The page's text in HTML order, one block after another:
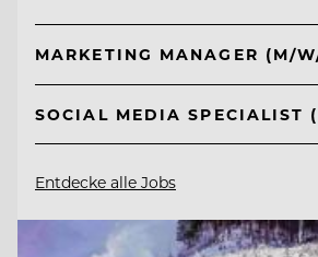
MARKETING MANAGER (M/
SOCIAL MEDIA SPECIALIST
Entdecke alle Jobs